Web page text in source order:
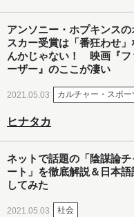
アンソニー・ホプキンスの
スカー受賞は「番狂わせ」
んかじゃない！ 映画『フ
ーザー』のここが凄い
2021.05.03 カルチャー・スポー
ヒナタカ
ネットで話題の「陰謀論チ
ート」を徹底解説＆日本語
してみた
2021.05.03 社会